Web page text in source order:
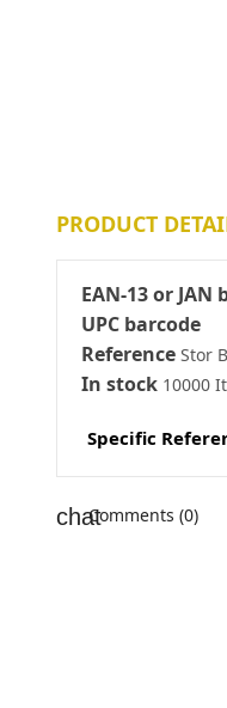
PRODUCT
EAN-13 or JAN
UPC barcode
Reference Stor
In stock 10000
Specific
Comments (0)